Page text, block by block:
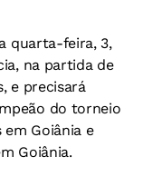
quarta-feira, 3,
na partida de
e precisará
do torneio
Goiânia e
Goiânia.